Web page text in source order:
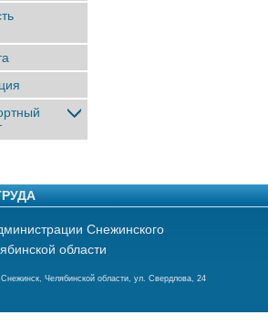
Снежинского
области
Челябинской области, ул. Свердлова, 24